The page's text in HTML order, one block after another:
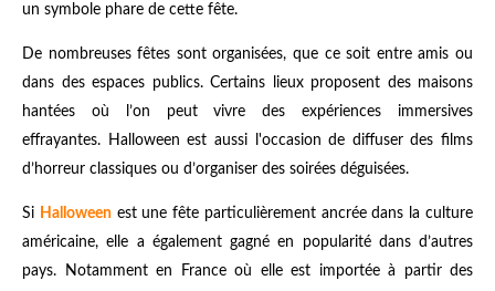
un symbole phare de cette fête.
De nombreuses fêtes sont organisées, que ce soit entre amis ou
dans des espaces publics. Certains lieux proposent des maisons
hantées où l’on peut vivre des expériences immersives
effrayantes. Halloween est aussi l'occasion de diffuser des films
d’horreur classiques ou d’organiser des soirées déguisées.
Si Halloweenest une fête particulièrement ancrée dans la culture
américaine, elle a également gagné en popularité dans d’autres
pays. Notamment en France où elle est importée à partir des